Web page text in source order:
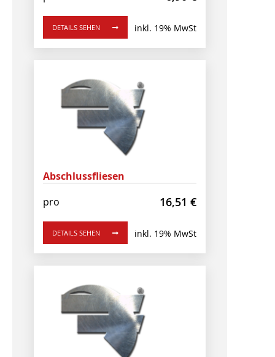
DETAILS SEHEN inkl. 19% MwSt
Abschlussfliesen
pro
16,51 €
DETAILS SEHEN inkl. 19% MwSt